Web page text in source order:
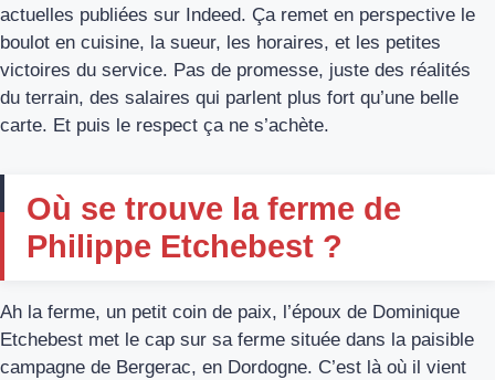
actuelles publiées sur Indeed. Ça remet en perspective le
boulot en cuisine, la sueur, les horaires, et les petites
victoires du service. Pas de promesse, juste des réalités
du terrain, des salaires qui parlent plus fort qu’une belle
carte. Et puis le respect ça ne s’achète.
Où se trouve la ferme de
Philippe Etchebest ?
Ah la ferme, un petit coin de paix, l’époux de Dominique
Etchebest met le cap sur sa ferme située dans la paisible
campagne de Bergerac, en Dordogne. C’est là où il vient